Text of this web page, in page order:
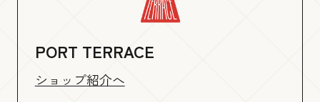
PORT TERRACE
ショップ紹介へ